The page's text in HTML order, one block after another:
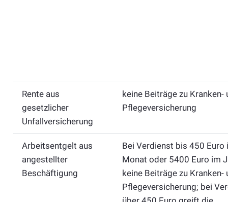
Rente aus
gesetzlicher
Unfallversicherung
keine Beiträge zu Kranken-
Pflegeversicherung
Arbeitsentgelt aus
angestellter
Beschäftigung
Bei Verdienst bis 450 Euro
Monat oder 5400 Euro im
keine Beiträge zu Kranken-
Pflegeversicherung; bei